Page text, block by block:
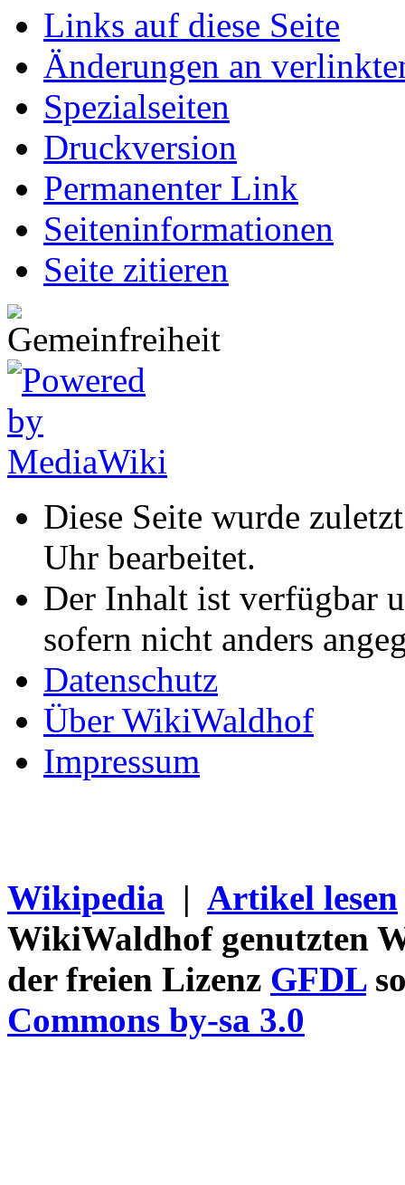
Links auf diese Seite
Änderungen an
Spezialseiten
Druckversion
Permanenter Link
Seiten­informationen
Seite zitieren
Diese Seite wurde
Uhr bearbeitet.
Der Inhalt ist verfügbar
sofern nicht anders
Datenschutz
Über WikiWaldhof
Impressum
Wikipedia | Artikel lesen
WikiWaldhof genutzten
der freien Lizenz GFDL
Commons by-sa 3.0